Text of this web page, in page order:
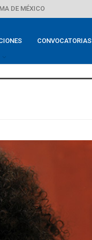
DE MÉXICO
CONVOCATORIAS